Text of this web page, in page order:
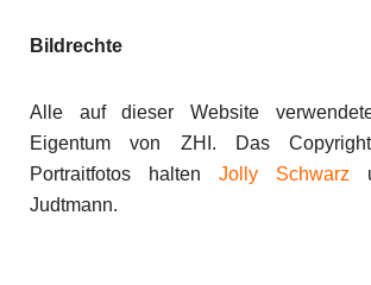
Bildrechte
Alle auf dieser Website
Eigentum von ZHI. Das
Portraitfotos halten Jolly Schwarz
Judtmann.